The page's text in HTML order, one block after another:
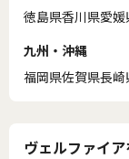
徳島県香川県愛媛
九州・沖縄
福岡県佐賀県長崎
ヴェルファイ